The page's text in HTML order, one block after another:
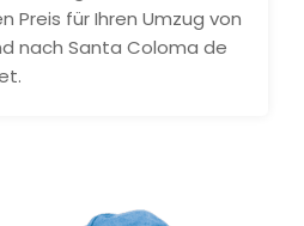
Preis für Ihren Umzug von
nach Santa Coloma de